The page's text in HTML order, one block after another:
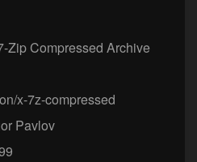
Zip Compressed Archive
x-7z-compressed
Pavlov